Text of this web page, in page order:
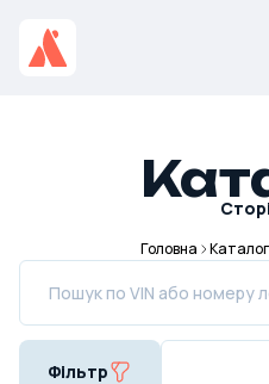
Головна Каталог
Фільтр